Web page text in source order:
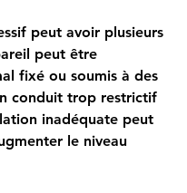
peut avoir plusieurs
peut être
fixé ou soumis à des
conduit trop restrictif
inadéquate peut
le niveau